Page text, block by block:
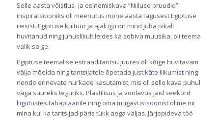
Selle aasta võistlus- ja esinemiskava “Niiluse pruudid”
inspiratsiooniks oli meenutus mõne aasta tagusest Egiptuse
reisist. Egiptuse kultuur ja ajalugu on mind juba pikalt
huvitanud ning juhuslikult leides ka sobiva muusika, oli teema
valik selge.
Egiptuse teemalise estraaditantsu juures oli kõige huvitavam
välja mõelda ning tantsijatele õpetada just käte liikumist ning
nende erinevate nurkade kasutamist, mis oli selle kava puhul
väga suureks teguriks. Plastilisus ja voolavus jäid seekord
liigutustes tahaplaanile ning oma mugavustsoonist olime nii
mina kui ka tantsijad päris tükk aega väljas. Järjepideva töö